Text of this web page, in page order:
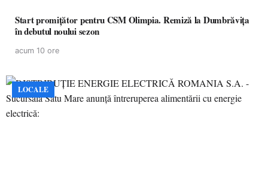
Start promițător pentru CSM Olimpia. Remiză la Dumbrăvița
în debutul noului sezon
acum 10 ore
LOCALE